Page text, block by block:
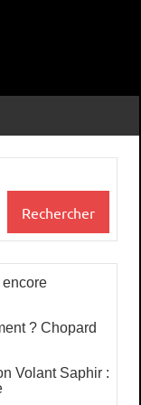
Rechercher
? Chopard
Volant Saphir :